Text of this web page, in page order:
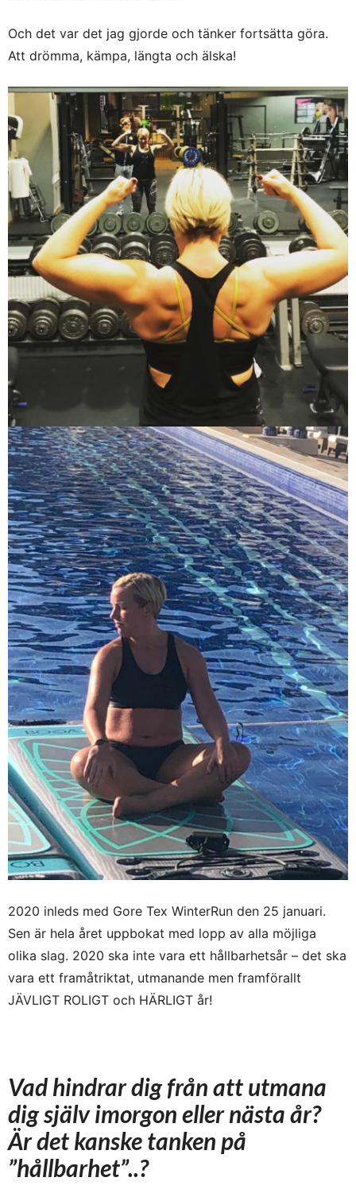
Och det var det jag gjorde och tänker fortsätta göra.
Att drömma, kämpa, längta och älska!
2020 inleds med Gore Tex WinterRun den 25 januari.
Sen är hela året uppbokat med lopp av alla möjliga
olika slag. 2020 ska inte vara ett hållbarhetsår – det ska
vara ett framåtriktat, utmanande men framförallt
JÄVLIGT ROLIGT och HÄRLIGT år!
Vad hindrar dig från att utmana
dig själv imorgon eller nästa år?
Är det kanske tanken på
”hållbarhet”..?